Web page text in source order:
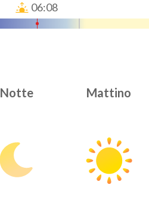
06:08
Notte Mattino